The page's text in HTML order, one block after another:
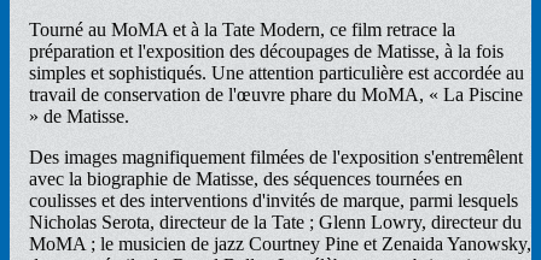
Tourné au MoMA et à la Tate Modern, ce film retrace la
préparation et l'exposition des découpages de Matisse, à la fois
simples et sophistiqués. Une attention particulière est accordée au
travail de conservation de l'œuvre phare du MoMA, « La Piscine
» de Matisse.
Des images magnifiquement filmées de l'exposition s'entremêlent
avec la biographie de Matisse, des séquences tournées en
coulisses et des interventions d'invités de marque, parmi lesquels
Nicholas Serota, directeur de la Tate ; Glenn Lowry, directeur du
MoMA ; le musicien de jazz Courtney Pine et Zenaida Yanowsky,